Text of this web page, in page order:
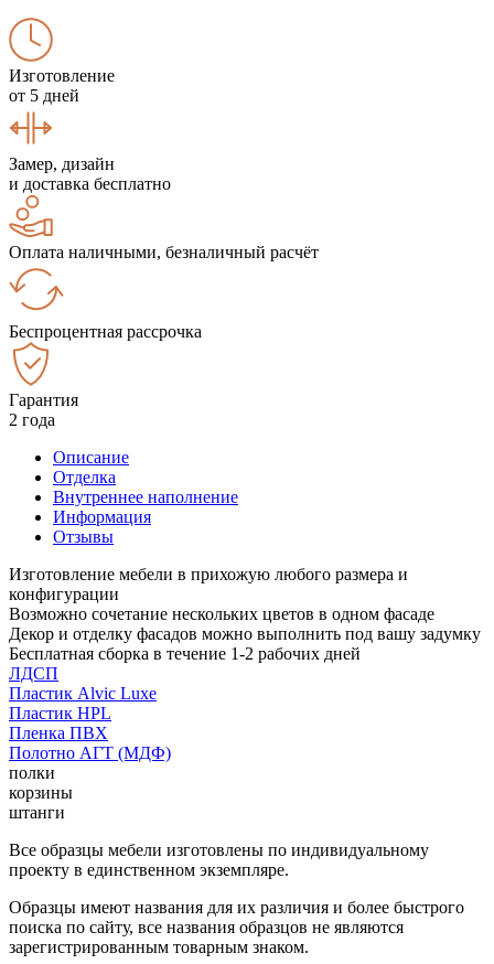
Изготовление
от 5 дней
Замер, дизайн
и доставка бесплатно
Оплата наличными, безналичный расчёт
Беспроцентная рассрочка
Гарантия
2 года
Описание
Отделка
Внутреннее наполнение
Информация
Отзывы
Изготовление мебели в прихожую любого размера и
конфигурации
Возможно сочетание нескольких цветов в одном фасаде
Декор и отделку фасадов можно выполнить под вашу задумку
Бесплатная сборка в течение 1-2 рабочих дней
ЛДСП
Пластик Alvic Luxe
Пластик HPL
Пленка ПВХ
Полотно АГТ (МДФ)
полки
корзины
штанги
Все образцы мебели изготовлены по индивидуальному
проекту в единственном экземпляре.
Образцы имеют названия для их различия и более быстрого
поиска по сайту, все названия образцов не являются
зарегистрированным товарным знаком.